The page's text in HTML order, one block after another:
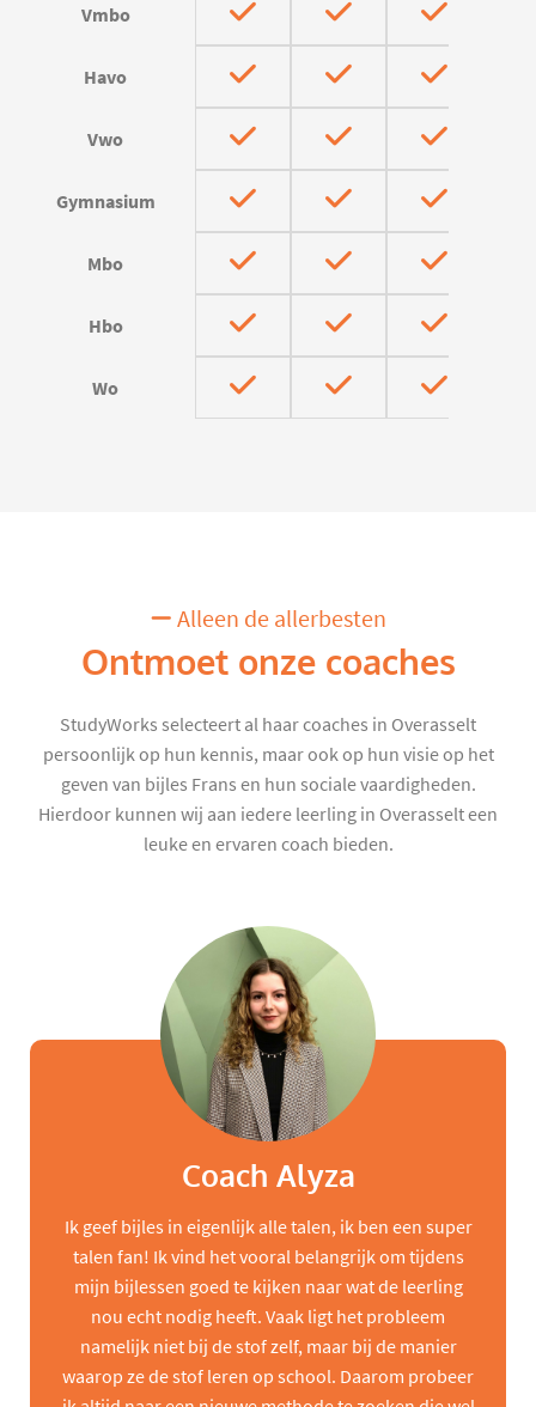
Vmbo
Havo
Vwo
Gymnasium
Mbo
Hbo
Wo
Alleen de allerbesten
Ontmoet onze coaches
StudyWorks selecteert al haar coaches in Overasselt
persoonlijk op hun kennis, maar ook op hun visie op het
geven van bijles Frans en hun sociale vaardigheden.
Hierdoor kunnen wij aan iedere leerling in Overasselt een
leuke en ervaren coach bieden.
Coach Alyza
Ik geef bijles in eigenlijk alle talen, ik ben een super
talen fan! Ik vind het vooral belangrijk om tijdens
mijn bijlessen goed te kijken naar wat de leerling
nou echt nodig heeft. Vaak ligt het probleem
namelijk niet bij de stof zelf, maar bij de manier
waarop ze de stof leren op school. Daarom probeer